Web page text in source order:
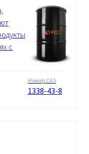
с
Номер CAS
1338-43-8